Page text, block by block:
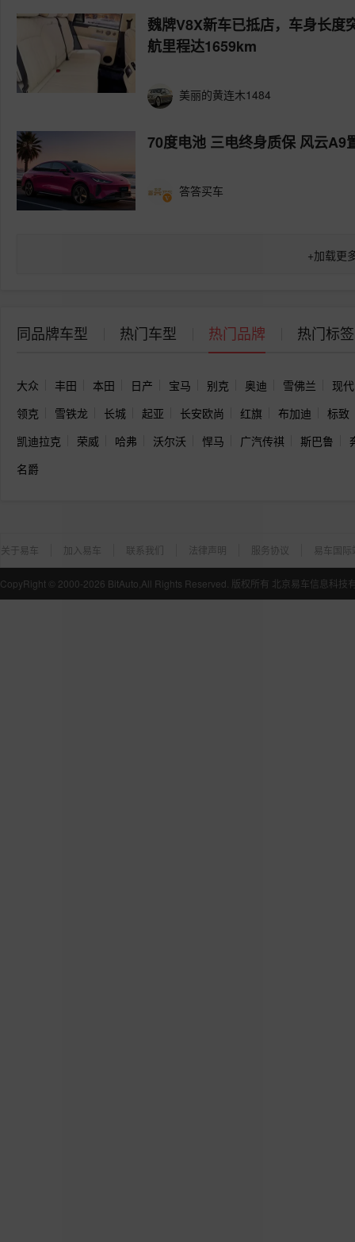
魏牌V8X新车已抵店，车身长度
航里程达1659km
美丽的黄连木1484
70度电池 三电终身质保 风云A9
答答买车
+加载更
同品牌车型 热门车型 热门品牌 热门标签
大众 丰田 本田 日产 宝马 别克 奥迪 雪佛兰
现代
领克
雪铁龙 长城 起亚 长安欧尚 红旗 布加迪
标致
凯迪拉克
荣威 哈弗 沃尔沃 悍马 广汽传祺 斯巴鲁
名爵
关于易车 加入易车 联系我们 法律声明 服务协议 易车国际
CopyRight © 2000-2026 BitAuto,All Rights Reserved. 版权所有 北京易车信息科